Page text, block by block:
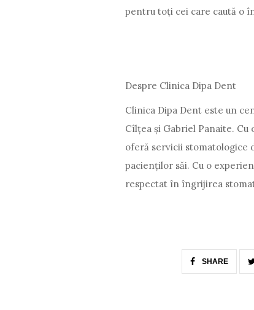
pentru toți cei care caută o
Despre Clinica Dipa Dent
Clinica Dipa Dent este un
Cîlțea și Gabriel Panaite.
oferă servicii stomatologice
pacienților săi. Cu o
respectat în îngrijirea
SHARE